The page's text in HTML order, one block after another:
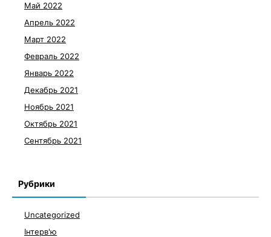
Май 2022
Апрель 2022
Март 2022
Февраль 2022
Январь 2022
Декабрь 2021
Ноябрь 2021
Октябрь 2021
Сентябрь 2021
Рубрики
Uncategorized
Інтерв'ю